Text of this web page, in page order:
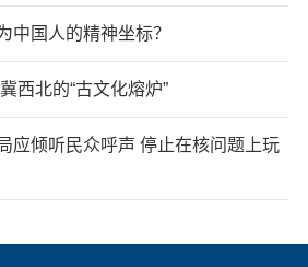
中国人的精神坐标？
西北的“古文化熔炉”
应倾听民众呼声 停止在核问题上玩